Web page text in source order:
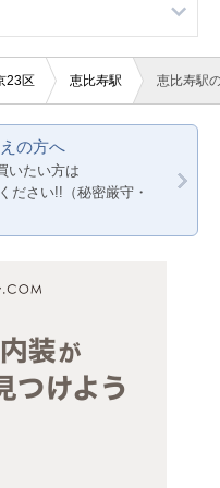
23区 恵比寿駅 恵比寿駅
の方へ
いたい方は
ださい!!（秘密厳守・